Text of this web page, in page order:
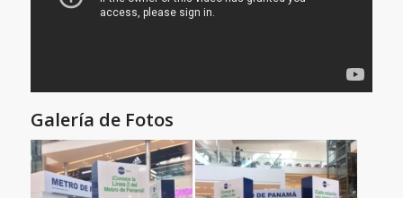
Galería de Fotos